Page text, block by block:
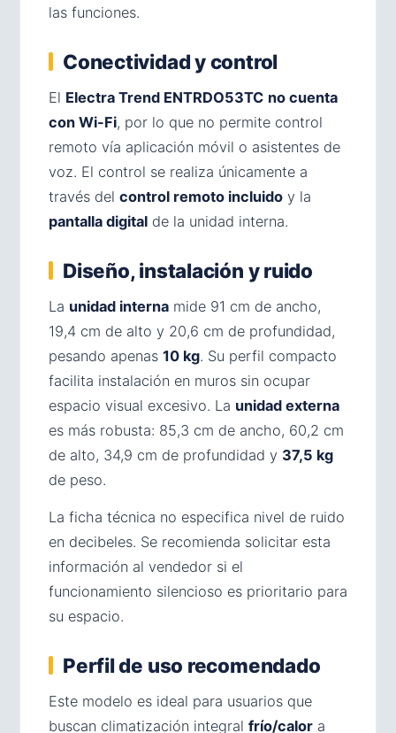
las funciones.
Conectividad y control
El Electra Trend ENTRDO53TC no cuenta
con Wi-Fi, por lo que no permite control
remoto vía aplicación móvil o asistentes de
voz. El control se realiza únicamente a
través del control remoto incluido y la
pantalla digital de la unidad interna.
Diseño, instalación y ruido
La unidad interna mide 91 cm de ancho,
19,4 cm de alto y 20,6 cm de profundidad,
pesando apenas 10 kg. Su perfil compacto
facilita instalación en muros sin ocupar
espacio visual excesivo. La unidad externa
es más robusta: 85,3 cm de ancho, 60,2 cm
de alto, 34,9 cm de profundidad y 37,5 kg
de peso.
La ficha técnica no especifica nivel de ruido
en decibeles. Se recomienda solicitar esta
información al vendedor si el
funcionamiento silencioso es prioritario para
su espacio.
Perfil de uso recomendado
Este modelo es ideal para usuarios que
buscan climatización integral frío/calor a